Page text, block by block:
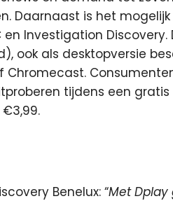
Daarnaast is het
en Investigation
ook als desktopversie
tijdens een
Benelux: “Met Dplay